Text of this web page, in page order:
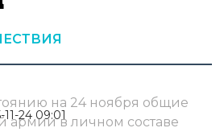
11-24 09:01